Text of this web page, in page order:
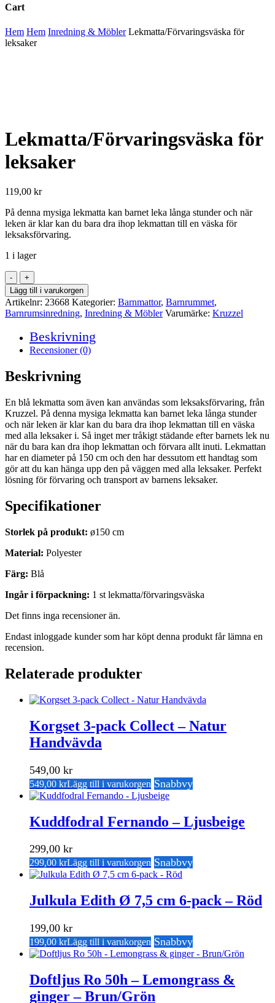
Cart
Close
Cart
Hem Hem Inredning & Möbler Lekmatta/Förvaringsväska för
leksaker
Lekmatta/Förvaringsväska för
leksaker
119,00 kr
På denna mysiga lekmatta kan barnet leka långa stunder och när
leken är klar kan du bara dra ihop lekmattan till en väska för
leksaksförvaring.
1 i lager
Lekmatta/Förvaringsväska
för
leksaker
mängd
Lägg till i varukorgen
Artikelnr: 23668 Kategorier: Barnmattor, Barnrummet,
Barnrumsinredning, Inredning & Möbler Varumärke: Kruzzel
Beskrivning
Recensioner (0)
Beskrivning
En blå lekmatta som även kan användas som leksaksförvaring, från
Kruzzel. På denna mysiga lekmatta kan barnet leka långa stunder
och när leken är klar kan du bara dra ihop lekmattan till en väska
med alla leksaker i. Så inget mer tråkigt städande efter barnets lek nu
när du bara kan dra ihop lekmattan och förvara allt inuti. Lekmattan
har en diameter på 150 cm och den har dessutom ett handtag som
gör att du kan hänga upp den på väggen med alla leksaker. Perfekt
lösning för förvaring och transport av barnens leksaker.
Specifikationer
Storlek på produkt: ø150 cm
Material: Polyester
Färg: Blå
Ingår i förpackning: 1 st lekmatta/förvaringsväska
Det finns inga recensioner än.
Endast inloggade kunder som har köpt denna produkt får lämna en
recension.
Relaterade produkter
Korgset 3-pack Collect – Natur
Handvävda
549,00 kr
549,00 krLägg till i varukorgen Snabbvy
Kuddfodral Fernando – Ljusbeige
299,00 kr
299,00 krLägg till i varukorgen Snabbvy
Julkula Edith Ø 7,5 cm 6-pack – Röd
199,00 kr
199,00 krLägg till i varukorgen Snabbvy
Doftljus Ro 50h – Lemongrass &
ginger – Brun/Grön